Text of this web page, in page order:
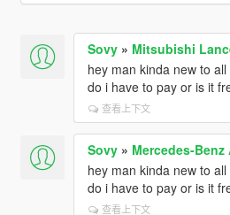
Sovy» Mitsubishi
hey man kinda new to
do i have to pay or is it
查看上下文
Sovy» Mercedes-Benz
hey man kinda new to
do i have to pay or is it
查看上下文